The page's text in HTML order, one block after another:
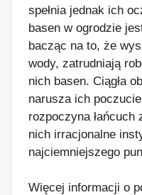
spełnia jednak ich
basen w ogrodzie
bacząc na to, że
wody, zatrudniają
nich basen. Ciągła
narusza ich
rozpoczyna
nich irracjonalne
najciemniejszego
Więcej informacji o